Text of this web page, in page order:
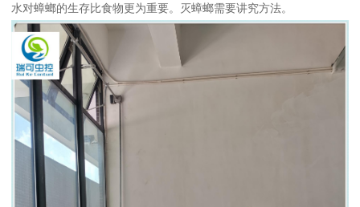
水对蟑螂的生存比食物更为重要。灭蟑螂需要讲究方法。